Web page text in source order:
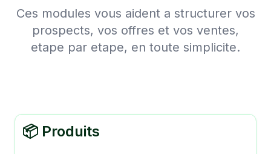
Ces modules vous aident a structurer vos
prospects, vos offres et vos ventes,
etape par etape, en toute simplicite.
📦 Produits